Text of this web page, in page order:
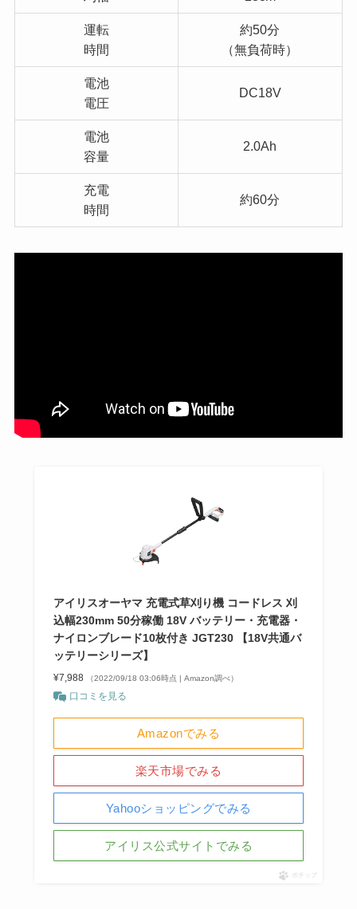
運転
時間
約50分
（無負荷時）
電池
電圧
DC18V
電池
容量
2.0Ah
充電
時間
約60分
アイリスオーヤマ 充電式草刈り機 コードレス 刈
込幅230mm 50分稼働 18V バッテリー・充電器・
ナイロンブレード10枚付き JGT230 【18V共通バ
ッテリーシリーズ】
¥7,988 （2022/09/18 03:06時点 | Amazon調べ）
口コミを見る
Amazonでみる
楽天市場でみる
Yahooショッピングでみる
アイリス公式サイトでみる
ポチップ